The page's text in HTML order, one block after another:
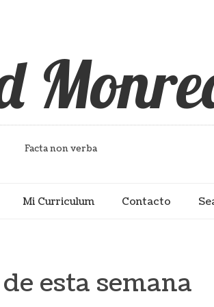
Facta non verba
Mi Curriculum Contacto
esta semana